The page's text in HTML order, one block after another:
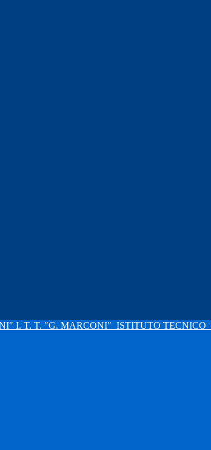
I. T. T. "G. MARCONI" ISTITUTO TECNICO